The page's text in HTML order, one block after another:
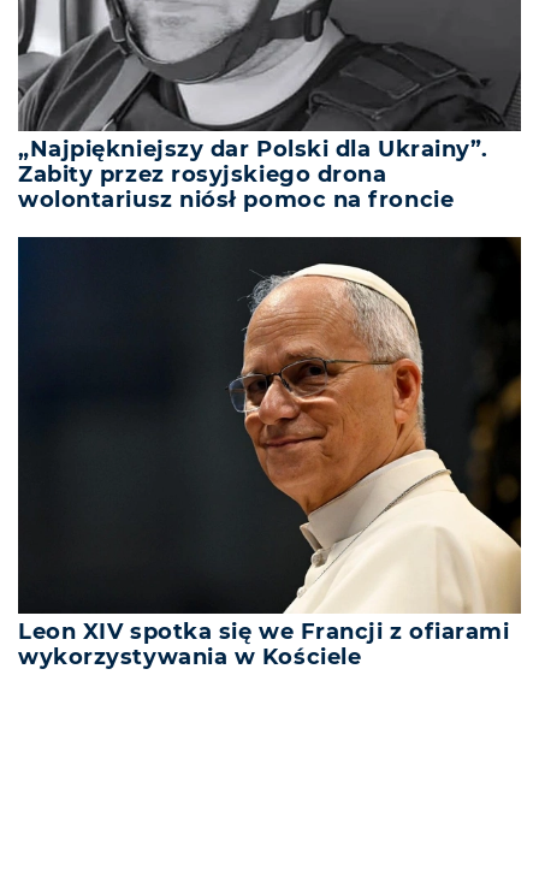
„Najpiękniejszy dar Polski dla Ukrainy”.
Zabity przez rosyjskiego drona
wolontariusz niósł pomoc na froncie
Leon XIV spotka się we Francji z ofiarami
wykorzystywania w Kościele